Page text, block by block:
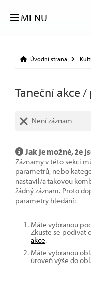
MENU
Úvodní strana
Taneční akce
Není záznam
Jak je možné, že
Záznamy v této sekci
parametrů, nebo
nastavil/a takovou
žádný záznam. Proto
parametry hledání:
Máte vybranou
Zkuste se podívat
akce.
Máte vybranou
úroveň výše do